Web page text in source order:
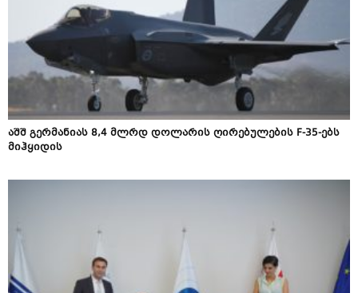
აშშ გერმანიას 8,4 მლრდ დოლარის ღირებულების F-35-ებს
მიჰყიდის